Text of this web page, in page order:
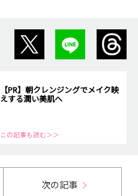
【PR】朝クレンジングでメイク映
えする潤い美肌へ
この記事も読む＞＞
次の記事